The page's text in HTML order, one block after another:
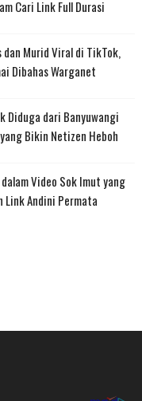
Cari Link Full Durasi
Murid Viral di TikTok,
Dibahas Warganet
Diduga dari Banyuwangi
Bikin Netizen Heboh
Video Sok Imut yang
Andini Permata